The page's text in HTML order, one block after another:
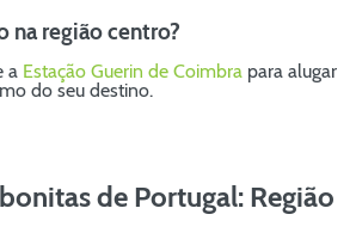
na região centro?
a Estação Guerin de Coimbra para alugar
do seu destino.
de Portugal: Região